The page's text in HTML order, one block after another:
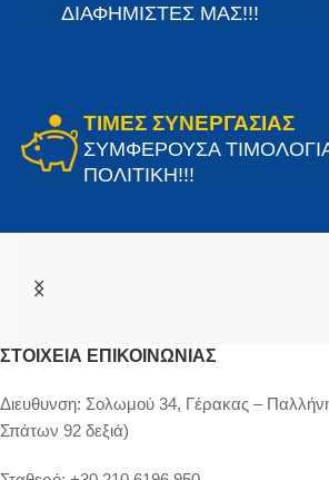
ΔΙΑΦΗΜΙΣΤΕΣ ΜΑΣ!!!
ΤΙΜΕΣ ΣΥΝΕΡΓΑΣΙΑΣ
ΣΥΜΦΕΡΟΥΣΑ
ΠΟΛΙΤΙΚΗ!!!
ΣΤΟΙΧΕΊΑ ΕΠΙΚΟΙΝΩΝΊΑΣ
Διευθυνση: Σολωμού 34, Γέρακας –
Σπάτων 92 δεξιά)